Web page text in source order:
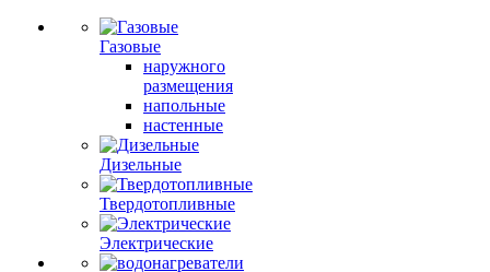
Газовые
наружного
размещения
напольные
настенные
Дизельные
Твердотопливные
Электрические